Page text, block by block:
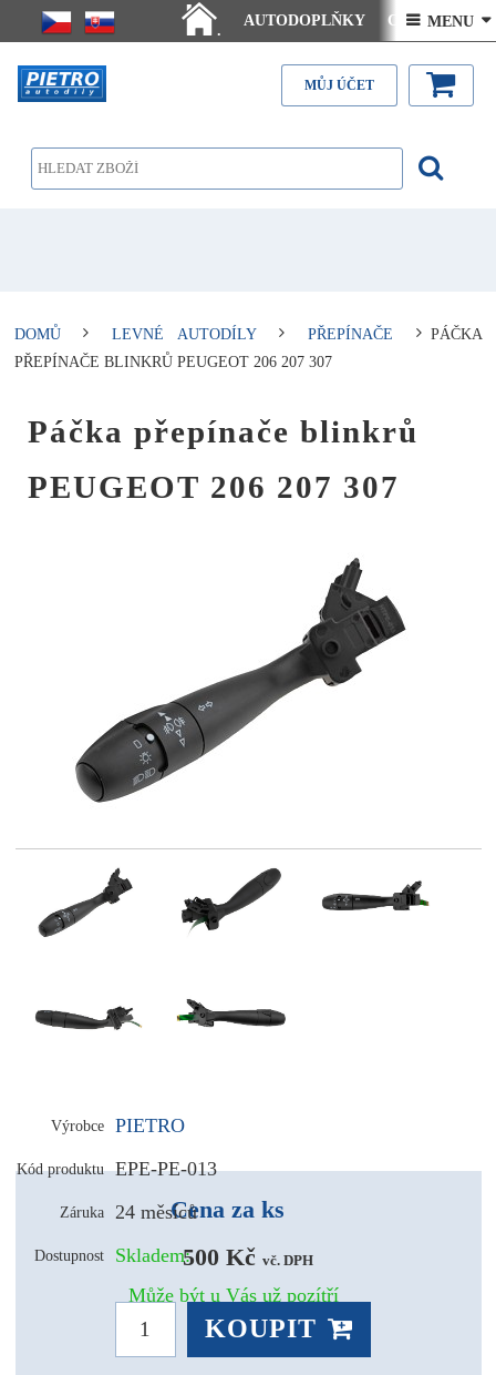
.
AUTODOPLŇKY Ceny doručení
Články - návody Kontakt
 MENU 
MŮJ ÚČET
DOMŮ LEVNÉ AUTODÍLY PŘEPÍNAČE
PÁČKA
PŘEPÍNAČE BLINKRŮ PEUGEOT 206 207 307
Páčka přepínače blinkrů
PEUGEOT 206 207 307
Výrobce PIETRO
Kód produktu EPE-PE-013
Záruka 24 měsíců
Dostupnost
Skladem:
Může být u Vás už pozítří
Cena za ks
500 Kč vč. DPH
KOUPIT